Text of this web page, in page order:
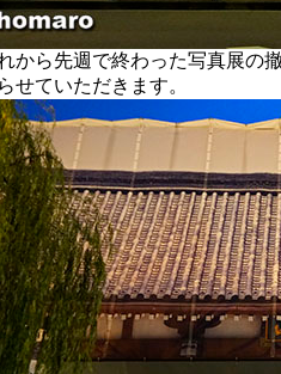
から先週で終わった写真展の
せていただきます。